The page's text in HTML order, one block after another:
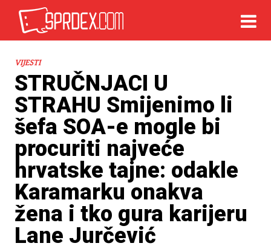
VIJESTI
STRUČNJACI U
STRAHU Smijenimo li
šefa SOA-e mogle bi
procuriti najveće
hrvatske tajne: odakle
Karamarku onakva
žena i tko gura karijeru
Lane Jurčević